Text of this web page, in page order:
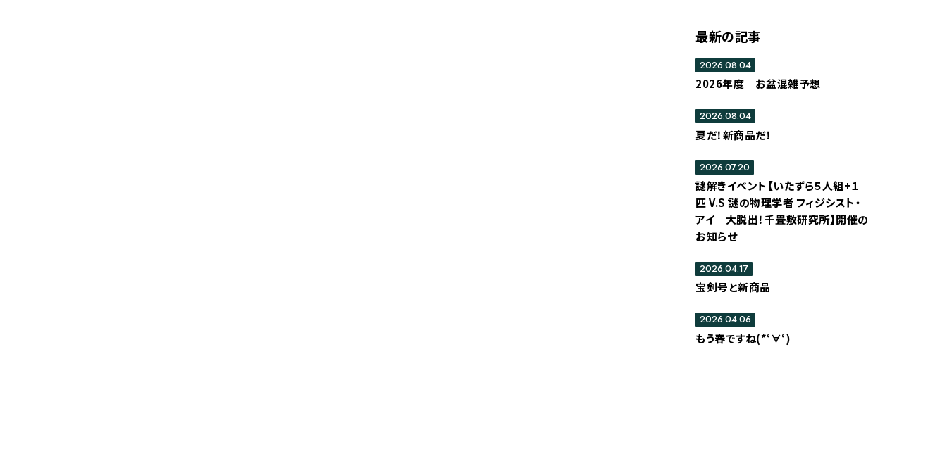
最新の記事
2026年度 お盆混雑予想
2026.08.04
夏だ！新商品だ！
2026.08.04
謎解きイベント【いたずら５人組+１
匹 V.S 謎の物理学者 フィジシスト・
アイ 大脱出！千畳敷研究所】開催の
お知らせ
2026.07.20
宝剣号と新商品
2026.04.17
もう春ですね(*‘∀‘)
2026.04.06